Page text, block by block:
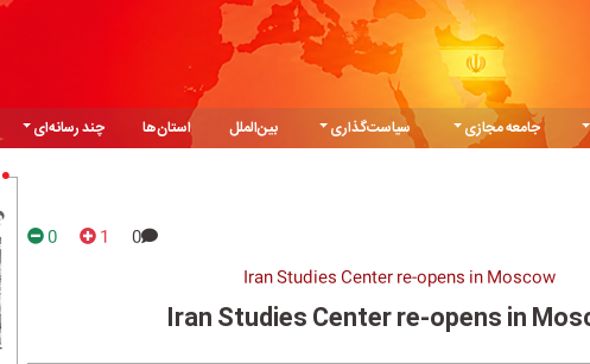
جامعه مجازی سیاست‌گذاری بین‌الملل استان‌ها
چند رسانه‌ای
0
1
0
Iran Studies Center re-opens in Moscow
Iran Studies Center re-opens in